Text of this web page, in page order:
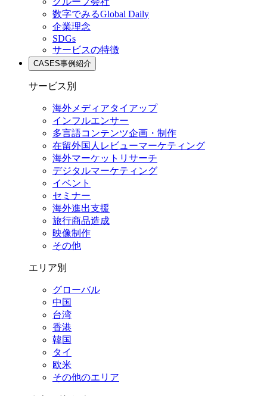
数字でみるGlobal Daily
企業理念
SDGs
サービスの特徴
CASES事例紹介
サービス別
海外メディアタイアップ
インフルエンサー
多言語コンテンツ企画・制作
在留外国⼈レビューマーケティング
海外マーケットリサーチ
デジタルマーケティング
イベント
セミナー
海外進出支援
旅行商品造成
映像制作
その他
エリア別
グローバル
中国
台湾
香港
韓国
タイ
欧米
その他のエリア